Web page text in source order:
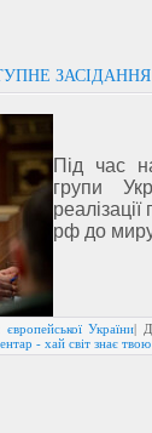
Під час
групи
рф до
України|
- хай світ знає